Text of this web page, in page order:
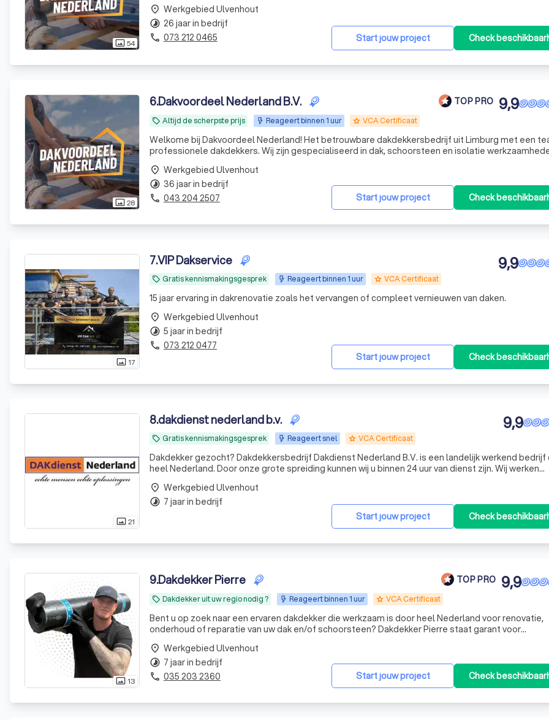
photo_size_select_actual54 Start jouw project Check
place Werkgebied Ulvenhout
timelapse 26 jaar in bedrijf
phone 073 212 0465
photo_size_select_actual28
6. Dakvoordeel Nederland B.V. TOP PRO
local_offer Altijd de scherpste prijs Reageert binnen 1 uur grade VCA Certificaat
9,9
Welkome bij Dakvoordeel Nederland! Het betrouwbare dakdekkersbedrijf uit Limburg met een
professionele dakdekkers. Wij zijn gespecialiseerd in dak, schoorsteen en isolatie
Start jouw project Check
place Werkgebied Ulvenhout
timelapse 36 jaar in bedrijf
phone 043 204 2507
photo_size_select_actual 17
7.VIP Dakservice
local_offer Gratis kennismakingsgesprek Reageert binnen 1 uur grade VCA Certificaat
9,9
15 jaar ervaring in dakrenovatie zoals het vervangen of compleet vernieuwen van daken.
Start jouw project Check
place Werkgebied Ulvenhout
timelapse 5 jaar in bedrijf
phone 073 212 0477
photo_size_select_actual21
8.dakdienst nederland b.v.
local_offer Gratis kennismakingsgesprek Reageert snel grade VCA Certificaat
9,9
Dakdekker gezocht? Dakdekkersbedrijf Dakdienst Nederland B.V. is een landelijk werkend bedrijf
heel Nederland. Door onze grote spreiding kunnen wij u binnen 24 uur van dienst zijn. Wij werken
uitsluitend met hoge kwaliteitsproducten en opgeleide en ervaren dakdekkersbedrijf voor uw dak
reparati
Start jouw project Check
place Werkgebied Ulvenhout
timelapse 7 jaar in bedrijf
photo_size_select_actual 13
9.Dakdekker Pierre TOP PRO
local_offer Dakdekker uit uw regio nodig ? Reageert binnen 1 uur grade VCA Certificaat
9,9
Bent u op zoek naar een ervaren dakdekker die werkzaam is door heel Nederland voor renovatie,
onderhoud of reparatie van uw dak en/of schoorsteen? Dakdekker Pierre staat garant voor
vakmanschap, kwaliteit en snelle service bij alle werkzaamheden op het dak. Vraag vandaag nog
vrijblijvend een gratis
Start jouw project
Check
place Werkgebied Ulvenhout
timelapse 7 jaar in bedrijf
phone 035 203 2360